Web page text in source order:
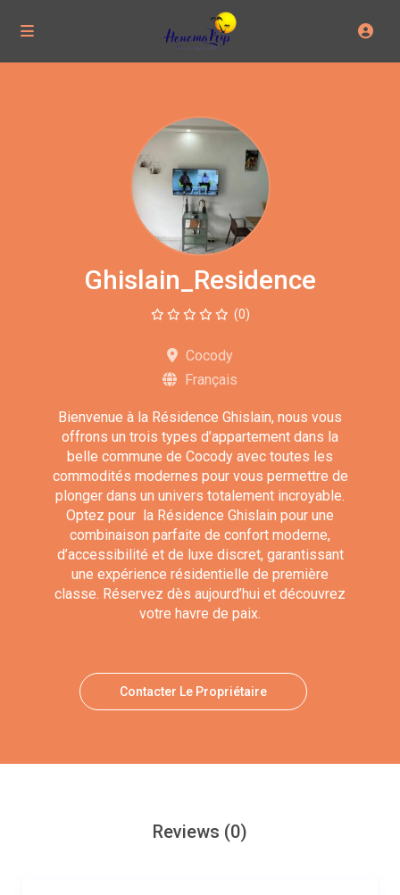
Ghislain_Residence
(0)
Cocody
Français
Bienvenue à la Résidence Ghislain, nous vous
offrons un trois types d’appartement dans la
belle commune de Cocody avec toutes les
commodités modernes pour vous permettre de
plonger dans un univers totalement incroyable.
Optez pour la Résidence Ghislain pour une
combinaison parfaite de confort moderne,
d’accessibilité et de luxe discret, garantissant
une expérience résidentielle de première
classe. Réservez dès aujourd’hui et découvrez
votre havre de paix.
Contacter Le Propriétaire
Reviews (0)